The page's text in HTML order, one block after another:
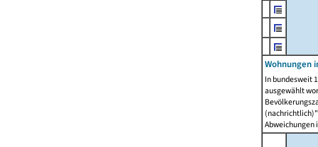
Wohnungen
In bundesweit
ausgewählt
Abweichungen